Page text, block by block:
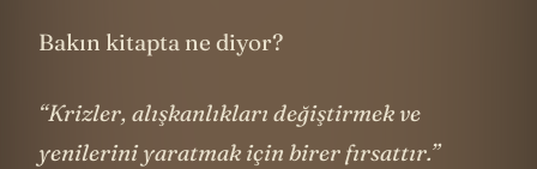
Bakın kitapta ne diyor?
“Krizler, alışkanlıkları değiştirmek ve
yenilerini yaratmak için birer fırsattır.”